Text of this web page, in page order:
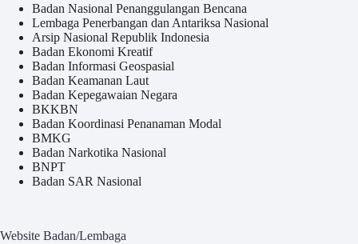
Badan Nasional Penanggulangan Bencana
Lembaga Penerbangan dan Antariksa Nasional
Arsip Nasional Republik Indonesia
Badan Ekonomi Kreatif
Badan Informasi Geospasial
Badan Keamanan Laut
Badan Kepegawaian Negara
BKKBN
Badan Koordinasi Penanaman Modal
BMKG
Badan Narkotika Nasional
BNPT
Badan SAR Nasional
Website Badan/Lembaga